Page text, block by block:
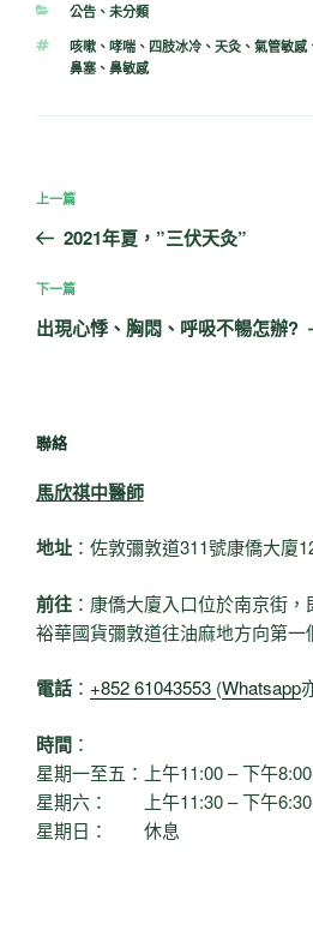
分
公告、 未分類
標
籤
咳嗽、 哮喘、 四肢冰冷、 天灸、 氣管敏感
鼻塞、 鼻敏感
文
導
覽
上
一
文
章
上一篇
2021年夏，”三伏天灸”
下
一
下一篇
出現心悸、胸悶、呼吸不暢怎辦?
聯絡
馬欣祺中醫師
地址 ：佐敦彌敦道311號康僑大廈
前往 ：康僑大廈入口位於南京街
裕華國貨彌敦道往油麻地方向第一
電話 ： +852 61043553 (Whatsapp
時間 ：
星期一至五：上午11:00 – 下午8:00
星期六： 上午11:30 – 下午6:30
星期日： 休息